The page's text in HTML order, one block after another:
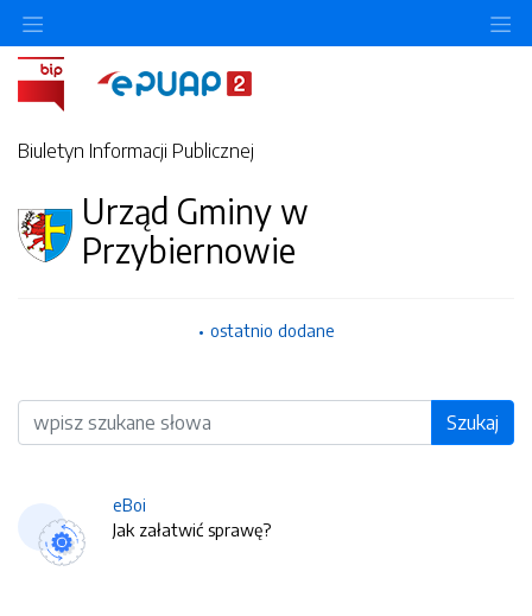
Biuletyn Informacji Publicznej
Urząd Gminy w
Przybiernowie
ostatnio dodane
Wyszukiwarka Szukaj
eBoi
Jak załatwić sprawę?